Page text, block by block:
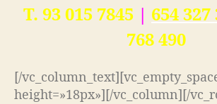
T. 93 015 7845 654 327
768 490
[/
height=»18px»][/vc_column][/